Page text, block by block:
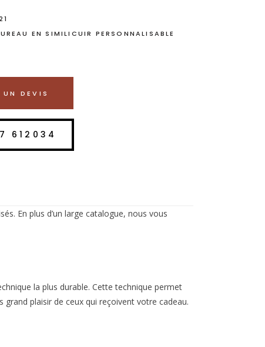
EN SIMILICUIR PERSONNALISABLE
UN DEVIS
612034
En plus d’un large catalogue, nous vous
la plus durable. Cette technique permet
plaisir de ceux qui reçoivent votre cadeau.